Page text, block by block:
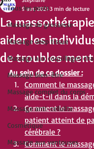
Tous les posts
Massage de grossesse
Massage deep tissue
Massage aux coquillages
Massage bien-être
Massage complet du corps
Massage anti-cellulite
Cosmétique
Massage aux ventouses
La
aider les
de troubles
9 avr. 2021 3 min de lecture
Au sein de ce dossier :
Comment le
aide-t-il dans la
Comment le
patient atteint de
cérébrale ?
Comment le